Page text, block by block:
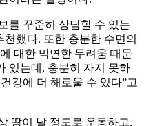
를 꾸준히 상담할 수 있는
천했다. 또한 충분한 수면의
대한 막연한 두려움 때문
있는데, 충분히 자지 못하
강에 더 해로울 수 있다”고
땀이 날 정도로 운동하고,